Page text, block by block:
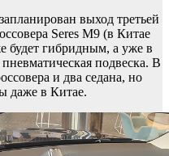
выход третьей
Seres M9 (в Китае
гибридным, а уже в
подвеска. В
и два седана, но
даже в Китае.